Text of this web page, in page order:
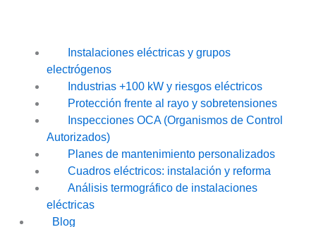
Instalaciones eléctricas y grupos
electrógenos
Industrias +100 kW y riesgos eléctricos
Protección frente al rayo y sobretensiones
Inspecciones OCA (Organismos de Control
Autorizados)
Planes de mantenimiento personalizados
Cuadros eléctricos: instalación y reforma
Análisis termográfico de instalaciones
eléctricas
Blog